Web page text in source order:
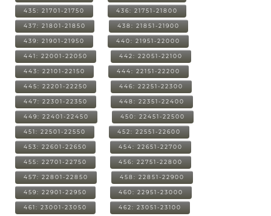
435: 21701-21750 436: 21751-21800
437: 21801-21850 438: 21851-21900
439: 21901-21950 440: 21951-22000
441: 22001-22050 442: 22051-22100
443: 22101-22150 444: 22151-22200
445: 22201-22250 446: 22251-22300
447: 22301-22350 448: 22351-22400
449: 22401-22450 450: 22451-22500
451: 22501-22550 452: 22551-22600
453: 22601-22650 454: 22651-22700
455: 22701-22750 456: 22751-22800
457: 22801-22850 458: 22851-22900
459: 22901-22950 460: 22951-23000
461: 23001-23050 462: 23051-23100